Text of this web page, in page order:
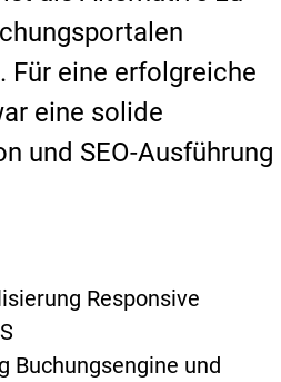
Für eine erfolgreiche
eine solide
und SEO-Ausführung
Responsive
Buchungsengine und